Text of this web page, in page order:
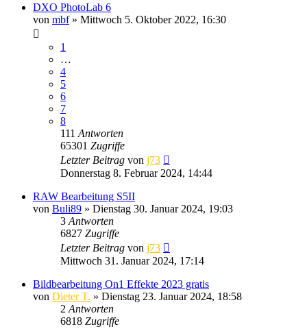
DXO PhotoLab 6
von mbf» Mittwoch 5. Oktober 2022, 16:30
1
…
4
5
6
7
8
111 Antworten
65301 Zugriffe
Letzter Beitrag von j73
Donnerstag 8. Februar 2024, 14:44
RAW Bearbeitung S5II
von Buli89 » Dienstag 30. Januar 2024, 19:03
3 Antworten
6827 Zugriffe
Letzter Beitrag von j73
Mittwoch 31. Januar 2024, 17:14
Bildbearbeitung On1 Effekte 2023 gratis
von Dieter T. » Dienstag 23. Januar 2024, 18:58
2 Antworten
6818 Zugriffe